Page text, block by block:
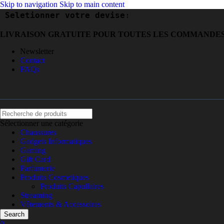
Skip to navigation Skip to main content
Seletionner votre devise:(USD)
LIVRAISON GRATUITE POUR TOUTES LES
Newsletter
Contact
FAQs
Sélectionner une catégorie
Chaussures
Gadgets Informatiques
Gaming
Gift Card
Parfumerie
Produits Cosmetiques
Produits Capullaires
Streaming
Vêtements & Accessoires
Search